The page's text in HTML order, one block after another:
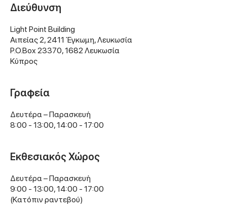
Διεύθυνση
Light Point Building
Αιπείας 2, 2411 Έγκωμη, Λευκωσία
P.O.Box 23370, 1682 Λευκωσία
Κύπρος
Γραφεία
Δευτέρα – Παρασκευή
8:00 - 13:00, 14:00 - 17:00
Εκθεσιακός Χώρος
Δευτέρα – Παρασκευή
9:00 - 13:00, 14:00 - 17:00
(Kατόπιν ραντεβού)